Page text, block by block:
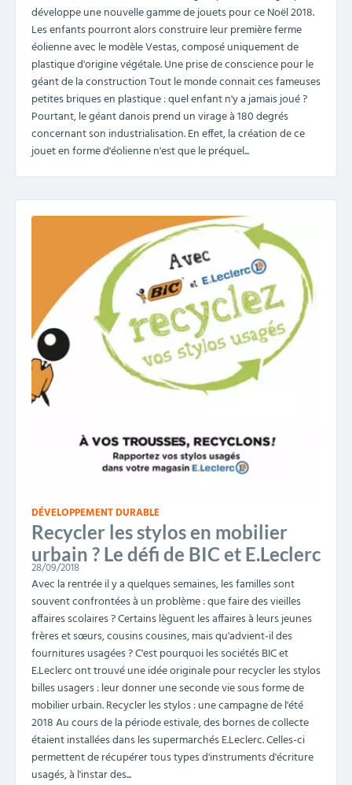
développe une nouvelle gamme de jouets pour ce Noël 2018.
Les enfants pourront alors construire leur première ferme
éolienne avec le modèle Vestas, composé uniquement de
plastique d'origine végétale. Une prise de conscience pour le
géant de la construction Tout le monde connait ces fameuses
petites briques en plastique : quel enfant n'y a jamais joué ?
Pourtant, le géant danois prend un virage à 180 degrés
concernant son industrialisation. En effet, la création de ce
jouet en forme d'éolienne n'est que le préquel...
DÉVELOPPEMENT DURABLE
Recycler les stylos en mobilier
urbain ? Le défi de BIC et E.Leclerc
28/09/2018
Avec la rentrée il y a quelques semaines, les familles sont
souvent confrontées à un problème : que faire des vieilles
affaires scolaires ? Certains lèguent les affaires à leurs jeunes
frères et sœurs, cousins cousines, mais qu'advient-il des
fournitures usagées ? C'est pourquoi les sociétés BIC et
E.Leclerc ont trouvé une idée originale pour recycler les stylos
billes usagers : leur donner une seconde vie sous forme de
mobilier urbain. Recycler les stylos : une campagne de l'été
2018 Au cours de la période estivale, des bornes de collecte
étaient installées dans les supermarchés E.Leclerc. Celles-ci
permettent de récupérer tous types d'instruments d'écriture
usagés, à l'instar des...